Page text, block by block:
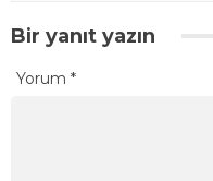
Bir yanıt yazın
Yorum *